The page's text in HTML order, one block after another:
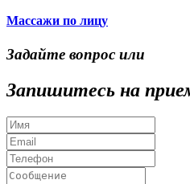
Массажи по лицу
Задайте вопрос или
Запишитесь на